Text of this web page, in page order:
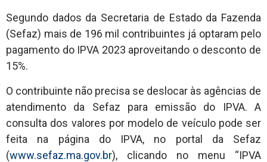
Segundo dados da Secretaria de Estado da Fazenda
(Sefaz) mais de 196 mil contribuintes já optaram pelo
pagamento do IPVA 2023 aproveitando o desconto de
15%.
O contribuinte não precisa se deslocar às agências de
atendimento da Sefaz para emissão do IPVA. A
consulta dos valores por modelo de veículo pode ser
feita na página do IPVA, no portal da Sefaz
(www.sefaz.ma.gov.br), clicando no menu “IPVA